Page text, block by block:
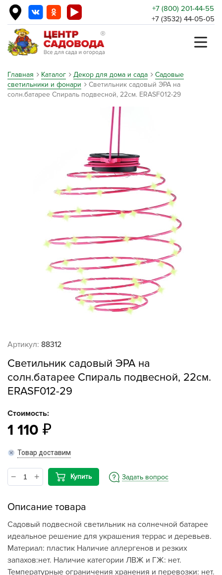
+7 (800) 201-44-55
+7 (3532) 44-05-05
Главная Каталог Декор для дома и сада
Садовые
светильники и фонари
Светильник садовый ЭРА на
солн.батарее Спираль подвесной, 22см. ERASF012-29
Артикул: 88312
Светильник садовый ЭРА на
солн.батарее Спираль подвесной, 22см.
ERASF012-29
Стоимость:
1 110
Товар доставим
Купить Задать вопрос
Описание товара
Садовый подвесной светильник на солнечной батарее
идеальное решение для украшения террас и деревьев.
Материал: пластик Наличие аллергенов и резких
запахов:нет. Наличие категории ЛВЖ и ГЖ: нет.
Температурные ограничения хранения и перевозки: нет.